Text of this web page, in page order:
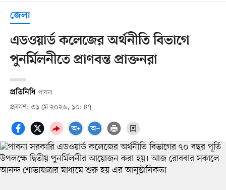
জেলা
এডওয়ার্ড কলেজের অর্থনীতি বিভাগে
পুনর্মিলনীতে প্রাণবন্ত প্রাক্তনরা
প্রতিনিধি পাবনা
প্রকাশ: ৩১ মে ২০২৬, ১০: ৪৭